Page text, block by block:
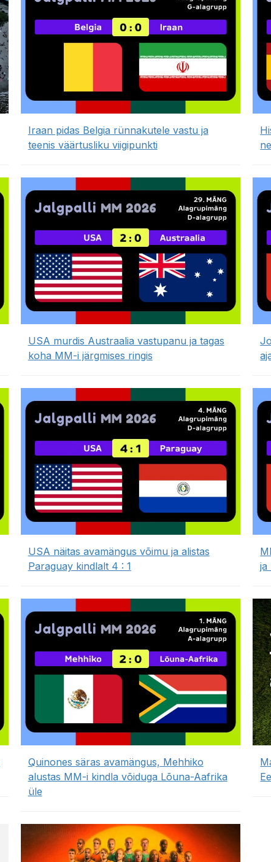
Iraan pidas Belgia rünnakutele vastu ja
teenis väärtusliku viigipunkti
USA murdis Austraalia vastupanu ja tagas
koha MM-i järgmises ringis
USA näitas avamängus võimu ja alistas
Paraguay kindlalt 4 : 1
ja
Quinones säras avamängus, Mehhiko
alustas MM-i kindla võiduga Lõuna-Aafrika
üle